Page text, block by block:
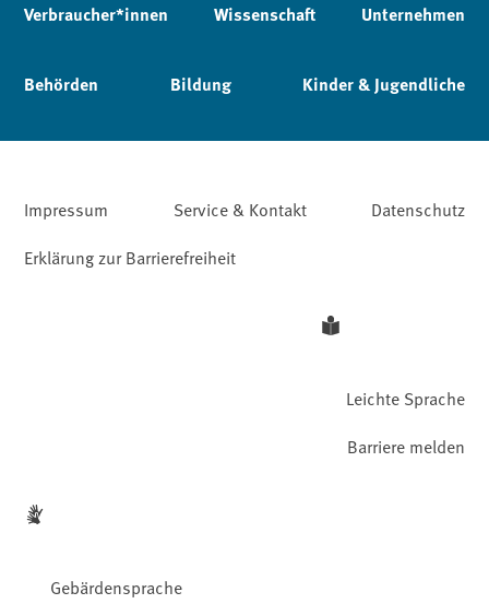
Verbraucher*innen Wissenschaft Unternehmen
Behörden Bildung Kinder & Jugendliche
Impressum Service & Kontakt
Datenschutz
Erklärung zur Barrierefreiheit
Leichte Sprache
Gebärdensprache
Barriere melden